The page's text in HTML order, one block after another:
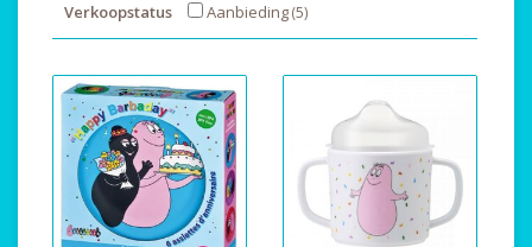
Verkoopstatus Aanbieding(5)